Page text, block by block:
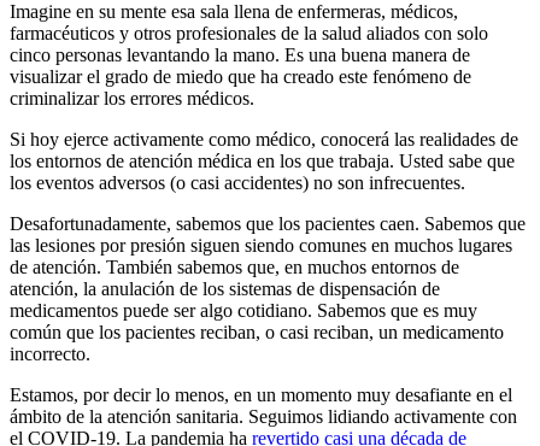
Imagine en su mente esa sala llena de enfermeras, médicos,
farmacéuticos y otros profesionales de la salud aliados con solo
cinco personas levantando la mano. Es una buena manera de
visualizar el grado de miedo que ha creado este fenómeno de
criminalizar los errores médicos.
Si hoy ejerce activamente como médico, conocerá las realidades de
los entornos de atención médica en los que trabaja. Usted sabe que
los eventos adversos (o casi accidentes) no son infrecuentes.
Desafortunadamente, sabemos que los pacientes caen. Sabemos que
las lesiones por presión siguen siendo comunes en muchos lugares
de atención. También sabemos que, en muchos entornos de
atención, la anulación de los sistemas de dispensación de
medicamentos puede ser algo cotidiano. Sabemos que es muy
común que los pacientes reciban, o casi reciban, un medicamento
incorrecto.
Estamos, por decir lo menos, en un momento muy desafiante en el
ámbito de la atención sanitaria. Seguimos lidiando activamente con
el COVID-19. La pandemia ha revertido casi una década de